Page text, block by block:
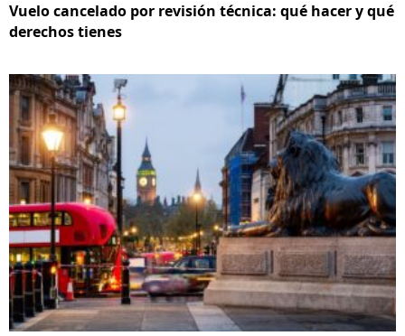
Vuelo cancelado por revisión técnica: qué hacer y qué
derechos tienes